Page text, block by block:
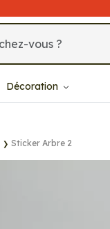
Décoration
Sticker Arbre 2